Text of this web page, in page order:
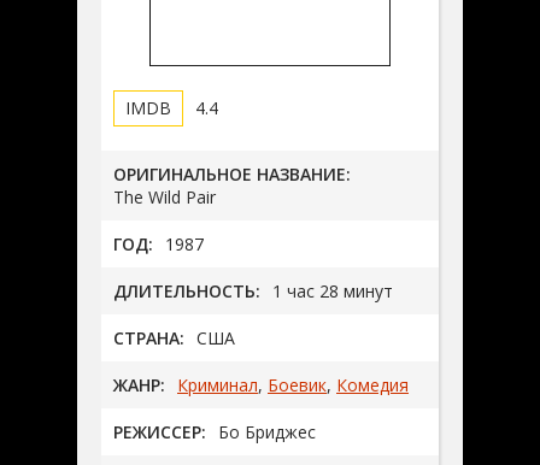
4.4
ОРИГИНАЛЬНОЕ НАЗВАНИЕ:
The Wild Pair
ГОД: 1987
ДЛИТЕЛЬНОСТЬ: 1 час 28 минут
СТРАНА: США
ЖАНР: Криминал, Боевик, Комедия
РЕЖИССЕР: Бо Бриджес